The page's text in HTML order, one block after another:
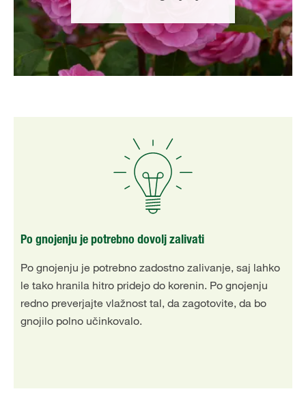
Po gnojenju je potrebno dovolj zalivati
Po gnojenju je potrebno zadostno zalivanje, saj lahko
le tako hranila hitro pridejo do korenin. Po gnojenju
redno preverjajte vlažnost tal, da zagotovite, da bo
gnojilo polno učinkovalo.